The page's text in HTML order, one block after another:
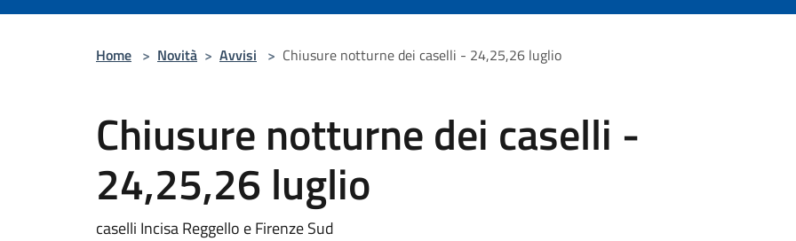
Home > Novità > Avvisi > Chiusure notturne dei caselli - 24,25,26 luglio
Chiusure notturne dei caselli -
24,25,26 luglio
caselli Incisa Reggello e Firenze Sud